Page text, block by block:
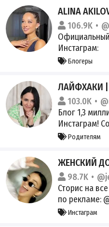
https://
_r=1&_t=ZS-
https://
https://
ALINA
106.9K
Инстаграм:
https://
канала:
https://
56f24580f
Блогеры
ЛАЙФХАКИ | ПП
103.0K
Блог 1,3
Инстаграм!
69882311ed
Родителям
ЖЕНСКИЙ
98.7K
Сторис на
по рекламе:
@massondiq,
Инстаграм